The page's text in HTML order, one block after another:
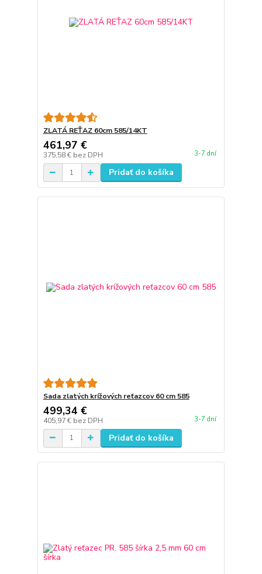
ZLATÁ REŤAZ 60cm 585/14KT
461,97 €
375,58 € bez DPH 3-7 dní
Pridať do košíka
Sada zlatých krížových reťazcov 60 cm 585
499,34 €
405,97 € bez DPH 3-7 dní
Pridať do košíka